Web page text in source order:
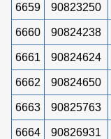
6659 90823250
6660 90824238
6661 90824624
6662 90824650
6663 90825763
6664 90826931